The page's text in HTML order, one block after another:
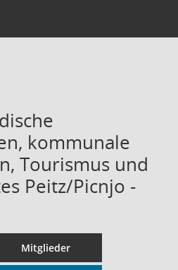
kommunale
Tourismus und
Peitz/Picnjo -
Mitglieder